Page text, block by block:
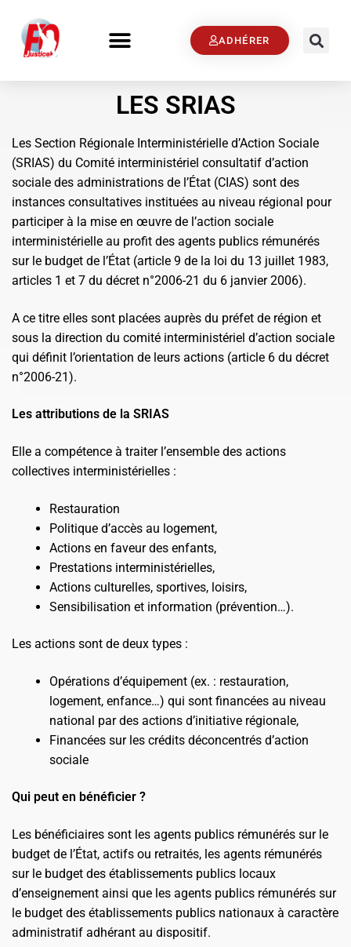
ADHÉRER
LES SRIAS
Les Section Régionale Interministérielle d’Action Sociale
(SRIAS) du Comité interministériel consultatif d’action
sociale des administrations de l’État (CIAS) sont des
instances consultatives instituées au niveau régional pour
participer à la mise en œuvre de l’action sociale
interministérielle au profit des agents publics rémunérés
sur le budget de l’État (article 9 de la loi du 13 juillet 1983,
articles 1 et 7 du décret n°2006-21 du 6 janvier 2006).
A ce titre elles sont placées auprès du préfet de région et
sous la direction du comité interministériel d’action sociale
qui définit l’orientation de leurs actions (article 6 du décret
n°2006-21).
Les attributions de la SRIAS
Elle a compétence à traiter l’ensemble des actions
collectives interministérielles :
Restauration
Politique d’accès au logement,
Actions en faveur des enfants,
Prestations interministérielles,
Actions culturelles, sportives, loisirs,
Sensibilisation et information (prévention…).
Les actions sont de deux types :
Opérations d’équipement (ex. : restauration,
logement, enfance…) qui sont financées au niveau
national par des actions d’initiative régionale,
Financées sur les crédits déconcentrés d’action
sociale
Qui peut en bénéficier ?
Les bénéficiaires sont les agents publics rémunérés sur le
budget de l’État, actifs ou retraités, les agents rémunérés
sur le budget des établissements publics locaux
d’enseignement ainsi que les agents publics rémunérés sur
le budget des établissements publics nationaux à caractère
administratif adhérant au dispositif.